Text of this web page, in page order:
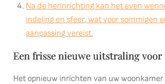
Na de herinrichting kan het even
indeling en sfeer, wat voor sommigen
aanpassing vereist.
Een frisse nieuwe uitstraling
Het opnieuw inrichten van uw